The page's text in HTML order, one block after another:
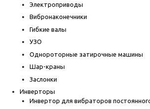
Электроприводы
Вибронаконечники
Гибкие валы
УЗО
Однороторные затирочные машины
Шар-краны
Заслонки
Инверторы
Инвертор для вибраторов